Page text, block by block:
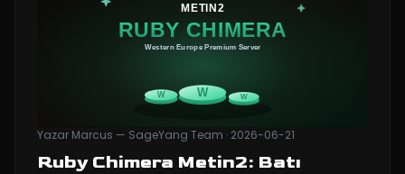
Yazar Marcus — SageYang Team · 2026-06-21
Ruby Chimera Metin2: Batı